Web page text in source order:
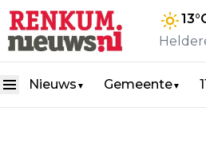
13
Nieuws ▼ Gemeente▼